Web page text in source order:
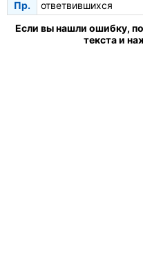
Пр.
ответвившихся
Если вы нашли ошибку,
текста и